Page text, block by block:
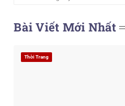
Bài Viết Mới Nhất
Thời Trang